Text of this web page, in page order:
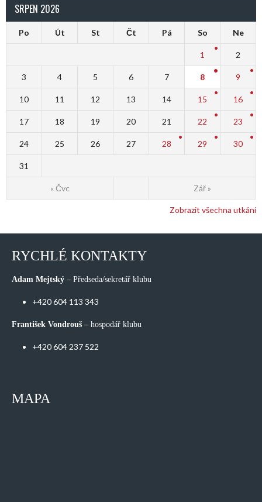
SRPEN 2026
Po Út St Čt Pá So Ne
« Čvc Zář »
1 2
3 4 5 6 7 8 9
10 11 12 13 14 15 16
17 18 19 20 21 22 23
24 25 26 27 28 29 30
31
Zobrazit všechna utkání
RYCHLÉ KONTAKTY
Adam Mejtský – Předseda/sekretář klubu
+420 604 113 343
František Vondrouš – hospodář klubu
+420 604 237 522
MAPA